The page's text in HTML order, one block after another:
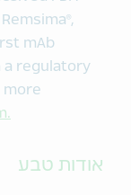
mAb
a regulatory
more
אודות טבע